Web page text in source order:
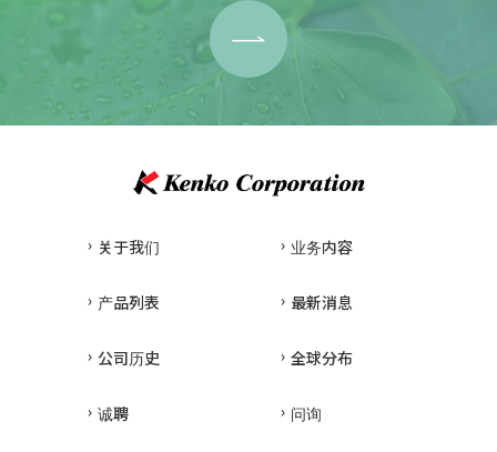
关于我们 业务内容
产品列表 最新消息
公司历史 全球分布
诚聘 问询